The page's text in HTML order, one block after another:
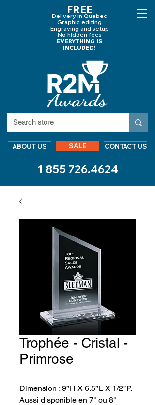
FREE
Delivery in Quebec
Graphic editing
Engraving and setup
No hidden fees
EVERYTHING IS
INCLUDED!
ABOUT US SALE CONTACT US
1 855 726.4624
Trophée - Cristal -
Primrose
Dimension : 9’’H X 6.5’’L X 1/2’’P.
Aussi disponible en 7" ou 8"